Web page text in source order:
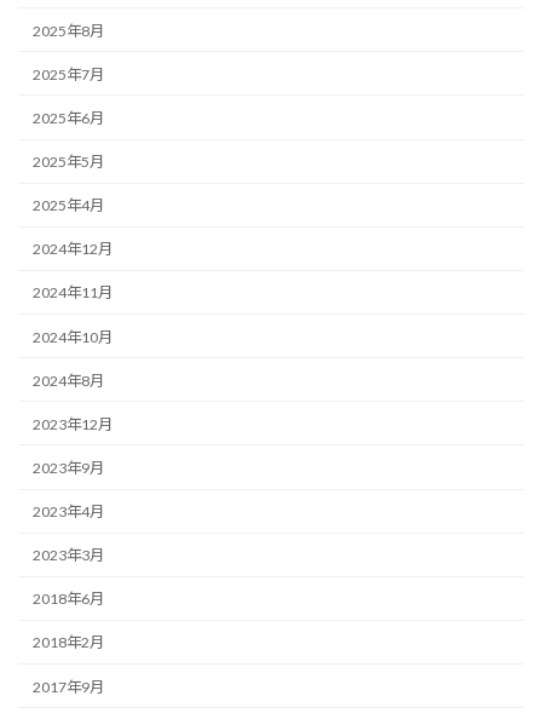
2025年8月
2025年7月
2025年6月
2025年5月
2025年4月
2024年12月
2024年11月
2024年10月
2024年8月
2023年12月
2023年9月
2023年4月
2023年3月
2018年6月
2018年2月
2017年9月